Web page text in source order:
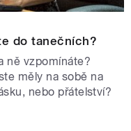
do tanečních?
ně vzpomínáte?
měly na sobě na
nebo přátelství?